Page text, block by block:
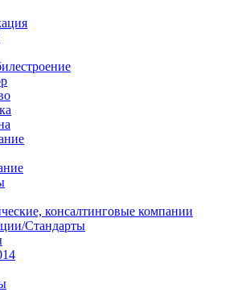
консалтинговые компании
Стандарты